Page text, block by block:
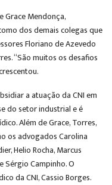
Grace Mendonça,
dos demais colegas que
Floriano de Azevedo
“São muitos os desafios
a atuação da CNI em
do setor industrial e é
Além de Grace, Torres,
os advogados Carolina
Helio Rocha, Marcus
Sérgio Campinho. O
da CNI, Cassio Borges.